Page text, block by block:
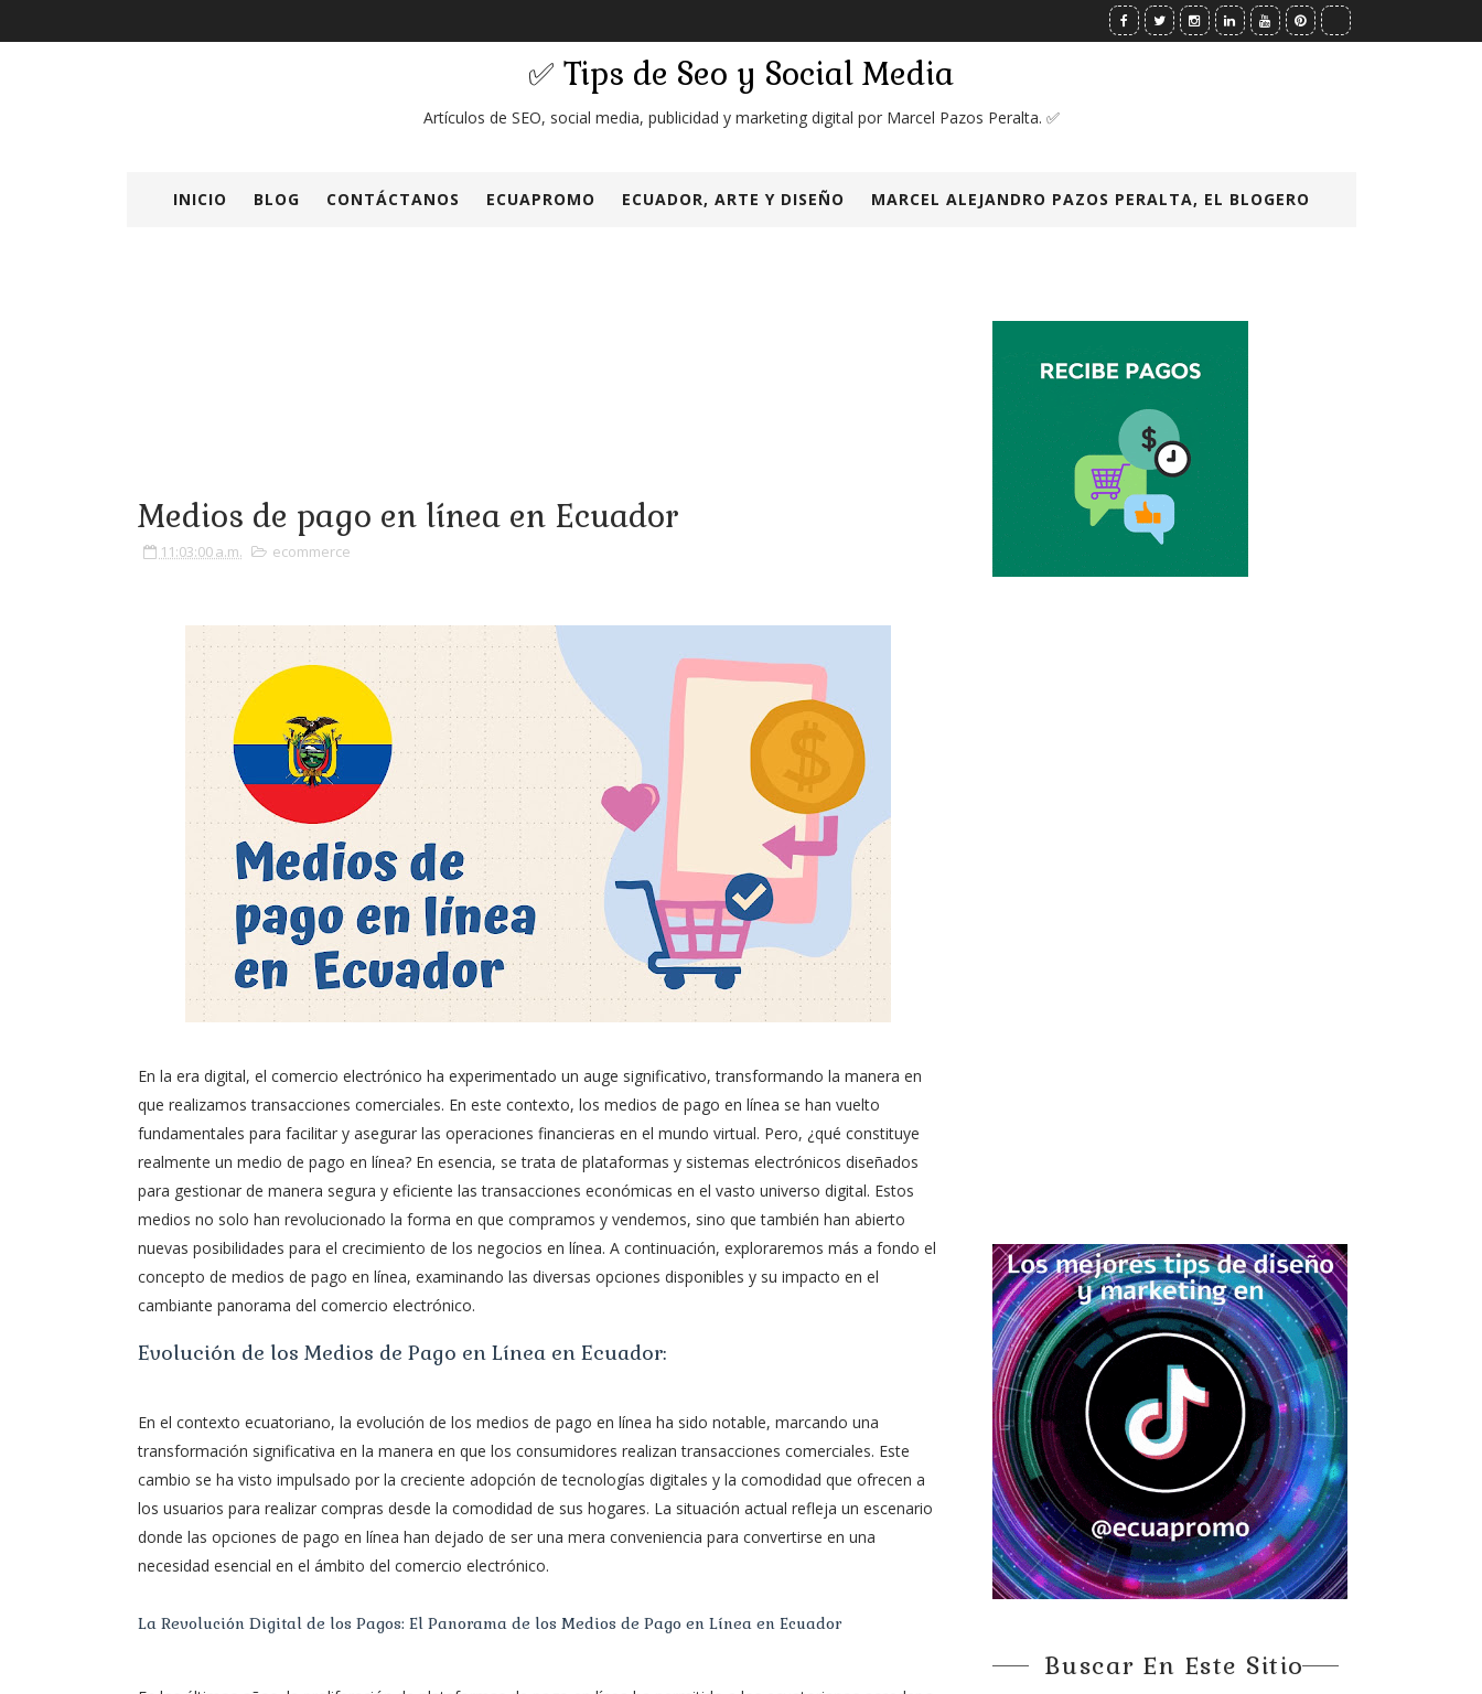
✅ Tips de Seo y Social Media
Artículos de SEO, social media, publicidad y marketing digital por Marcel Pazos Peralta. ✅
INICIO BLOG CONTÁCTANOS ECUAPROMO ECUADOR, ARTE Y DISEÑO MARCEL ALEJANDRO PAZOS PERALTA, EL BLOGERO
Medios de pago en línea en Ecuador
11:03:00 a.m. ecommerce
En la era digital, el comercio electrónico ha experimentado un auge significativo, transformando la manera en
que realizamos transacciones comerciales. En este contexto, los medios de pago en línea se han vuelto
fundamentales para facilitar y asegurar las operaciones financieras en el mundo virtual. Pero, ¿qué constituye
realmente un medio de pago en línea? En esencia, se trata de plataformas y sistemas electrónicos diseñados
para gestionar de manera segura y eficiente las transacciones económicas en el vasto universo digital. Estos
medios no solo han revolucionado la forma en que compramos y vendemos, sino que también han abierto
nuevas posibilidades para el crecimiento de los negocios en línea. A continuación, exploraremos más a fondo el
concepto de medios de pago en línea, examinando las diversas opciones disponibles y su impacto en el
cambiante panorama del comercio electrónico.
Evolución de los Medios de Pago en Línea en Ecuador:
En el contexto ecuatoriano, la evolución de los medios de pago en línea ha sido notable, marcando una
transformación significativa en la manera en que los consumidores realizan transacciones comerciales. Este
cambio se ha visto impulsado por la creciente adopción de tecnologías digitales y la comodidad que ofrecen a
los usuarios para realizar compras desde la comodidad de sus hogares. La situación actual refleja un escenario
donde las opciones de pago en línea han dejado de ser una mera conveniencia para convertirse en una
necesidad esencial en el ámbito del comercio electrónico.
La Revolución Digital de los Pagos: El Panorama de los Medios de Pago en Línea en Ecuador
Buscar En Este Sitio